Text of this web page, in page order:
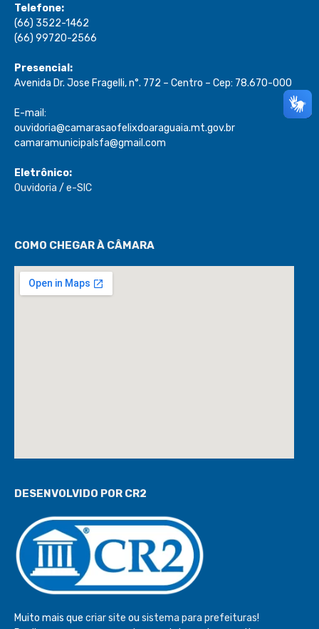
Telefone:
(66) 3522-1462
(66) 99720-2566
Presencial:
Avenida Dr. Jose Fragelli, n°. 772 – Centro – Cep: 78.670-000
E-mail:
ouvidoria@camarasaofelixdoaraguaia.mt.gov.br
camaramunicipalsfa@gmail.com
Eletrônico:
Ouvidoria / e-SIC
COMO CHEGAR À CÂMARA
DESENVOLVIDO POR CR2
Muito mais que criar site ou sistema para prefeituras!